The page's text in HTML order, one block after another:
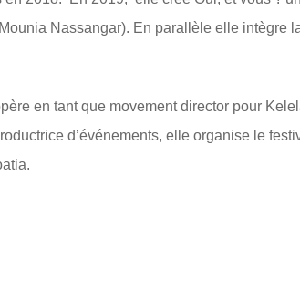
Nassangar). En parallèle elle intègre
en tant que movement director pour
d’événements, elle organise le